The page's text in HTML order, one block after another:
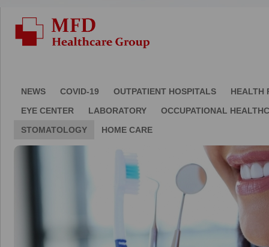
NEWS COVID-19 OUTPATIENT HOSPITALS
HEALTH
EYE CENTER
LABORATORY
OCCUPATIONAL
STOMATOLOGY
HOME CARE